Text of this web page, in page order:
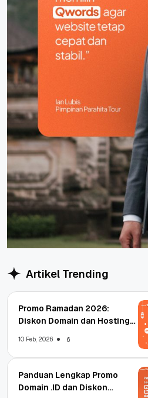
Artikel Trending
Promo Ramadan 2026:
Diskon Domain dan Hosting
10 Feb, 2026 6
Panduan Lengkap Promo
Domain .ID dan Diskon